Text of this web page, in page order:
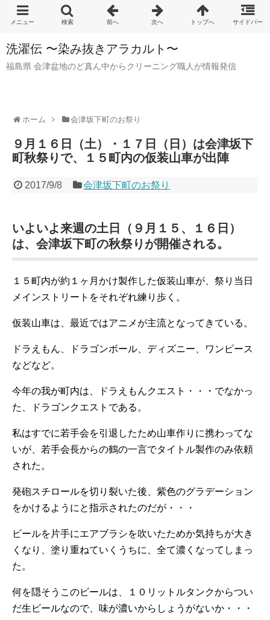
洗濯伝 〜染み抜きアラカルト〜
福島県 会津盆地のど真ん中からクリーニング職人が情報発信
ホーム 会津坂下町のお祭り
９月１６日（土）・１７日（日）は会津坂下
町秋祭りで、１５町内の仮装山車が出陣
2017/9/8 会津坂下町のお祭り
いよいよ来週の土日（９月１５、１６日）
は、会津坂下町の秋祭りが開催される。
１５町内が約１ヶ月かけ製作した仮装山車が、祭り当日
メインストリートをそれぞれ練り歩く。
仮装山車は、最近ではアニメが主流となってきている。
ドラえもん、ドラゴンボール、ディズニー、ワンピース
などなど。
今年の我が町内は、ドラえもんクエスト・・・でなかっ
た、ドラゴンクエストである。
私はすでに若手会を引退したため山車作りに携わってな
いが、若手会長からの鶴の一言でタイトル製作のみ依頼
された。
発砲スチロールを切り裂いた後、紫色のグラデーション
をかけるようにと指示されたのだが・・・
ビールを片手にエアブラシを吹いたためか気持ちが大き
くなり、塗り重ねていくうちに、全て濃くなってしまっ
た。
何を隠そうこのビールは、１０リットルタンクからつい
だ生ビールなので、味が濃いからしょうがないか・・・